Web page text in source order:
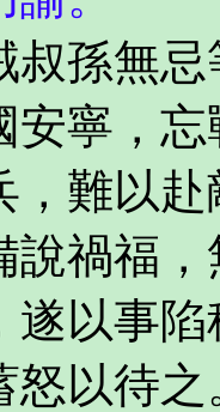
孫無忌
安寧，
，難以
說禍福
遂以事
怒以待